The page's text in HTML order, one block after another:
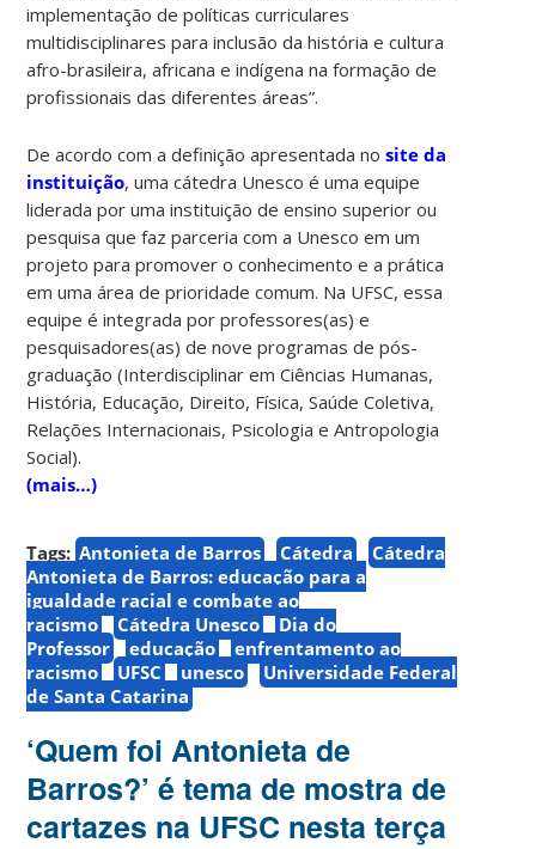
implementação de políticas curriculares
multidisciplinares para inclusão da história e cultura
afro-brasileira, africana e indígena na formação de
profissionais das diferentes áreas”.
De acordo com a definição apresentada nosite da
instituição, uma cátedra Unesco é uma equipe
liderada por uma instituição de ensino superior ou
pesquisa que faz parceria com a Unesco em um
projeto para promover o conhecimento e a prática
em uma área de prioridade comum. Na UFSC, essa
equipe é integrada por professores(as) e
pesquisadores(as) de nove programas de pós-
graduação (Interdisciplinar em Ciências Humanas,
História, Educação, Direito, Física, Saúde Coletiva,
Relações Internacionais, Psicologia e Antropologia
Social).
(mais…)
Tags: Antonieta de Barros Cátedra
Cátedra
Antonieta de Barros: educação para a
igualdade racial e combate ao
racismo
Cátedra Unesco
Dia do
Professor
educação
enfrentamento ao
racismo
UFSC unesco
Universidade Federal
de Santa Catarina
‘Quem foi Antonieta de
Barros?’ é tema de mostra de
cartazes na UFSC nesta terça